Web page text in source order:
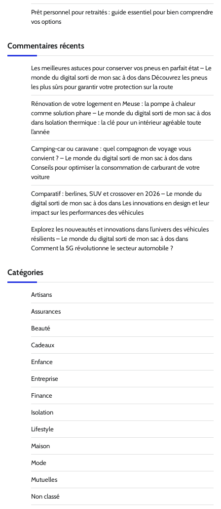
Prêt personnel pour retraités : guide essentiel pour bien comprendre
vos options
Commentaires récents
Les meilleures astuces pour conserver vos pneus en parfait état – Le
monde du digital sorti de mon sac à dos dans Découvrez les pneus
les plus sûrs pour garantir votre protection sur la route
Rénovation de votre logement en Meuse : la pompe à chaleur
comme solution phare – Le monde du digital sorti de mon sac à dos
dans Isolation thermique : la clé pour un intérieur agréable toute
l’année
Camping-car ou caravane : quel compagnon de voyage vous
convient ? – Le monde du digital sorti de mon sac à dos dans
Conseils pour optimiser la consommation de carburant de votre
voiture
Comparatif : berlines, SUV et crossover en 2026 – Le monde du
digital sorti de mon sac à dos dans Les innovations en design et leur
impact sur les performances des véhicules
Explorez les nouveautés et innovations dans l’univers des véhicules
résilients – Le monde du digital sorti de mon sac à dos dans
Comment la 5G révolutionne le secteur automobile ?
Catégories
Artisans
Assurances
Beauté
Cadeaux
Enfance
Entreprise
Finance
Isolation
Lifestyle
Maison
Mode
Mutuelles
Non classé